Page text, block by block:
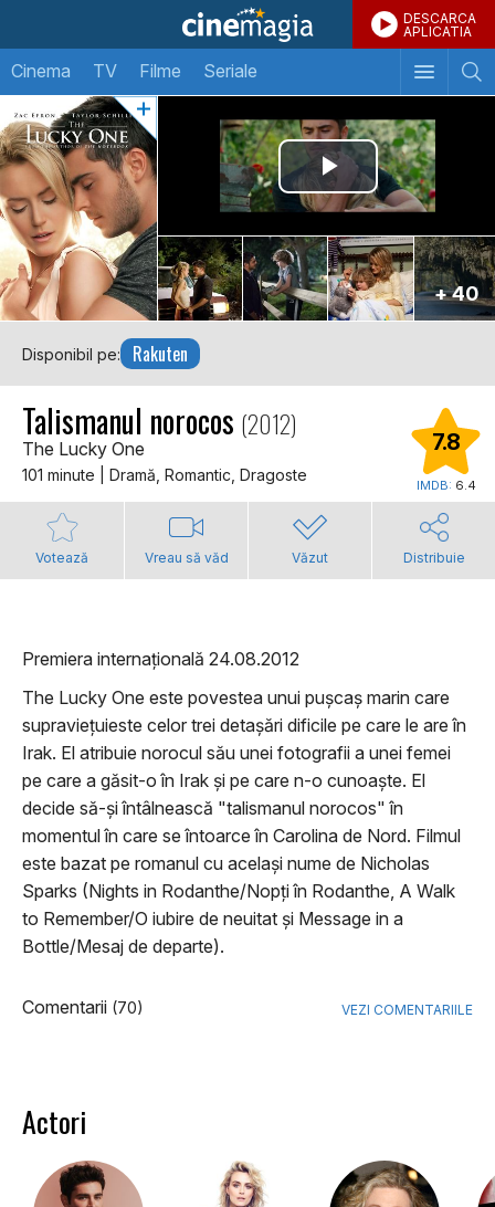
DESCARCA
APLICATIA
Cinema TV Filme Seriale
+ 40
Disponibil pe: Rakuten
Talismanul norocos (2012)
The Lucky One
101 minute | Dramă, Romantic, Dragoste
7.8
IMDB: 6.4
Votează Vreau să văd Văzut Distribuie
Premiera internațională 24.08.2012
The Lucky One este povestea unui pușcaș marin care
supraviețuieste celor trei detașări dificile pe care le are în
Irak. El atribuie norocul său unei fotografii a unei femei
pe care a găsit-o în Irak și pe care n-o cunoaște. El
decide să-și întâlnească "talismanul norocos" în
momentul în care se întoarce în Carolina de Nord. Filmul
este bazat pe romanul cu același nume de Nicholas
Sparks (Nights in Rodanthe/Nopți în Rodanthe, A Walk
to Remember/O iubire de neuitat și Message in a
Bottle/Mesaj de departe).
Comentarii (70) VEZI COMENTARIILE
Actori